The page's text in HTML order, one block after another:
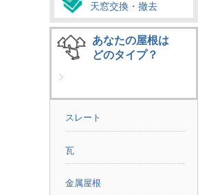
天窓交換・撤去
あなたの屋根は
どのタイプ？
スレート
瓦
金属屋根